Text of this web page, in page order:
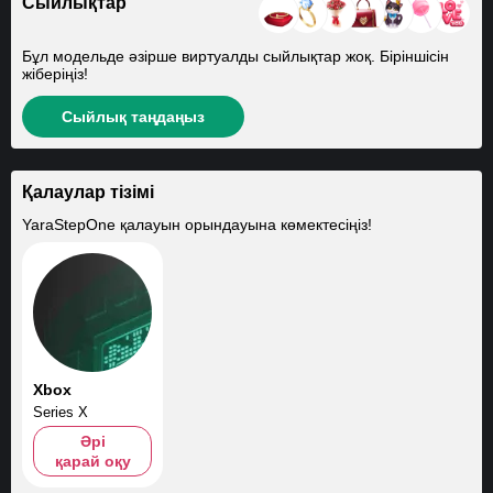
Бұл модельде әзірше виртуалды сыйлықтар жоқ. Біріншісін
жіберіңіз!
Сыйлық таңдаңыз
Қалаулар тізімі
YaraStepOne қалауын орындауына көмектесіңіз!
Xbox
Series X
Әрі
қарай оқу